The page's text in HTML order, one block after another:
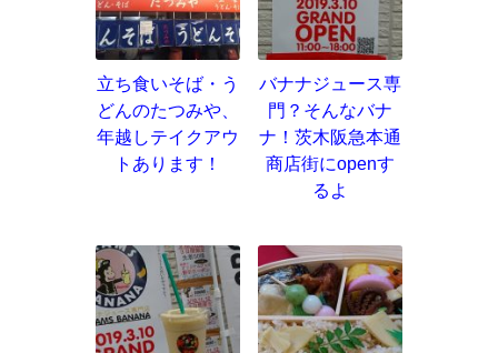
立ち食いそば・う
どんのたつみや、
年越しテイクアウ
トあります！
バナナジュース専
門？そんなバナ
ナ！茨木阪急本通
商店街にopenす
るよ